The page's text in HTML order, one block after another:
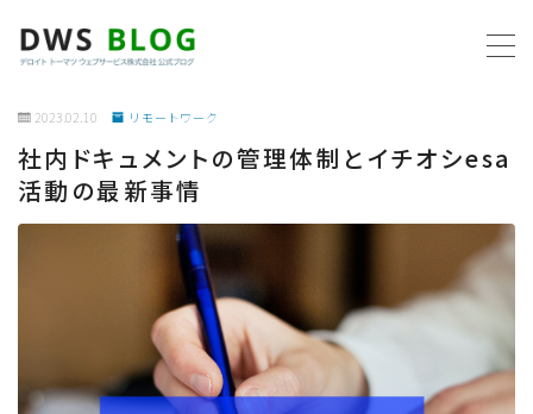
ホーム
AWS
2023.02.10 リモートワーク
社内ドキュメントの管理体制とイチオシesa
活動の最新事情